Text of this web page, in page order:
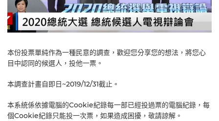
本份投票單純作為一種民意的調查，歡迎您分享您的想法，將您心
目中認同的候選人，投他一票。
本調查計畫自即日~2019/12/31截止。
本系統係依據電腦的Cookie紀錄每一部已經投過票的電腦紀錄，每
個Cookie紀錄只能投一次票，如果造成困擾，敬請諒解。